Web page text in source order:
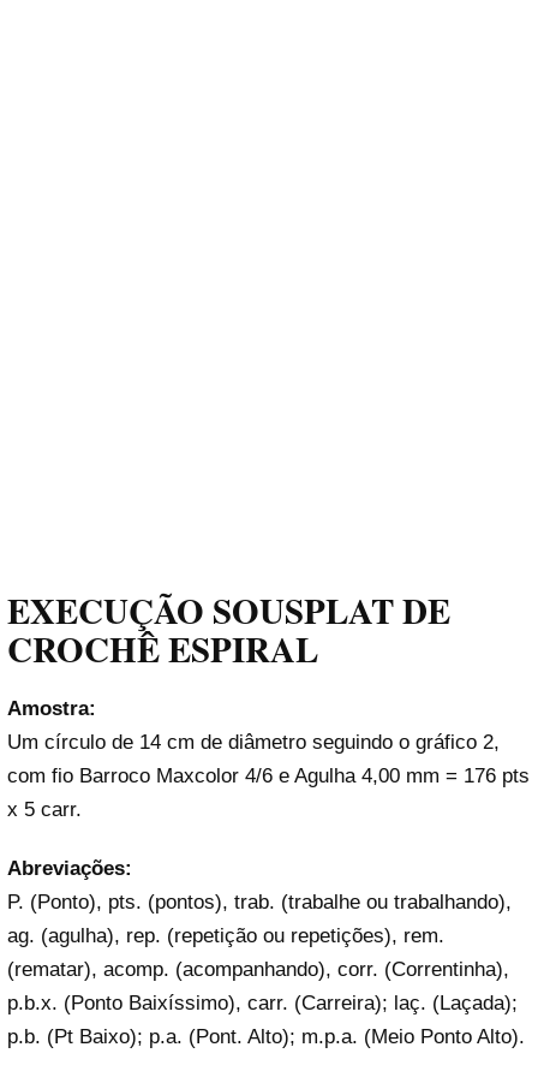
EXECUÇÃO SOUSPLAT DE
CROCHÊ ESPIRAL
Amostra:
Um círculo de 14 cm de diâmetro seguindo o gráfico 2,
com fio Barroco Maxcolor 4/6 e Agulha 4,00 mm = 176 pts
x 5 carr.
Abreviações:
P. (Ponto), pts. (pontos), trab. (trabalhe ou trabalhando),
ag. (agulha), rep. (repetição ou repetições), rem.
(rematar), acomp. (acompanhando), corr. (Correntinha),
p.b.x. (Ponto Baixíssimo), carr. (Carreira); laç. (Laçada);
p.b. (Pt Baixo); p.a. (Pont. Alto); m.p.a. (Meio Ponto Alto).